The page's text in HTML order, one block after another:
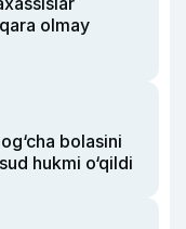
olmay
bolasini
hukmi o‘qildi